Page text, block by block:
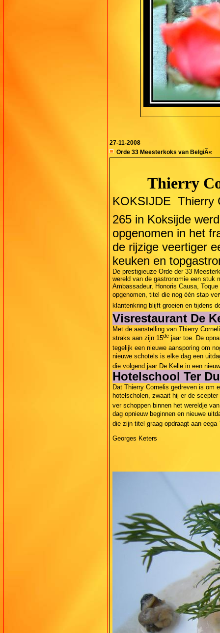
27-11-2008
Orde 33 Meesterkoks van BelgiÃ«
Thierry
KOKSIJDE 
265 in Koksijde
opgenomen in het
de rijzige veertiger
keuken en
De prestigieuze Orde der 33
wereld van de gastronomie een stuk
Ambassadeur, Honoris Causa,
opgenomen, titel die nog één stap
klantenkring blijft groeien en tijdens
Visrestaurant De
Met de aanstelling van Thierry
straks aan zijn 15de jaar toe. De
tegelijk een nieuwe aansporing om
nieuwe schotels is elke dag een
die volgend jaar De Kelle in een
Hotelschool Ter
Dat Thierry Cornelis gedreven is om
hotelscholen, zwaait hij er de
ver schoppen binnen het wereldje
dag opnieuw beginnen en nieuwe
die zijn titel graag opdraagt aan
Georges Keters